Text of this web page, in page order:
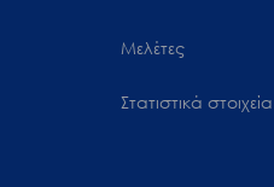
Μελέτες
Στατιστικά στοιχεία